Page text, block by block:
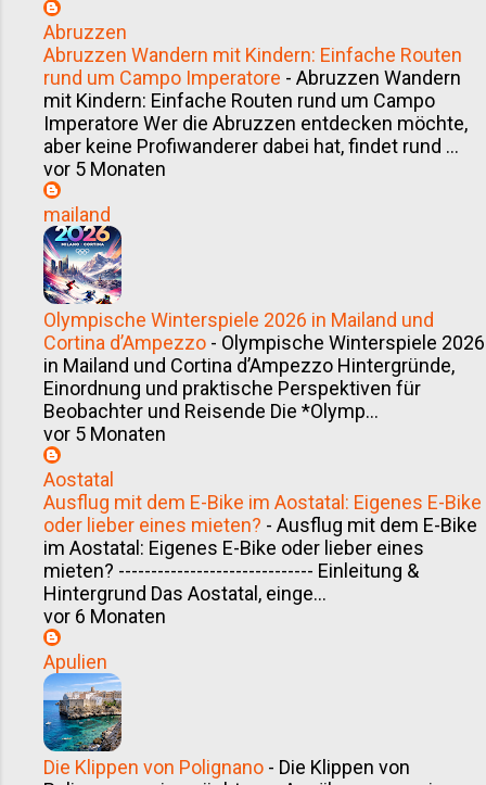
Abruzzen
Abruzzen Wandern mit Kindern: Einfache Routen
rund um Campo Imperatore - Abruzzen Wandern
mit Kindern: Einfache Routen rund um Campo
Imperatore Wer die Abruzzen entdecken möchte,
aber keine Profiwanderer dabei hat, findet rund ...
vor 5 Monaten
mailand
Olympische Winterspiele 2026 in Mailand und
Cortina d’Ampezzo - Olympische Winterspiele 2026
in Mailand und Cortina d’Ampezzo Hintergründe,
Einordnung und praktische Perspektiven für
Beobachter und Reisende Die *Olymp...
vor 5 Monaten
Aostatal
Ausflug mit dem E-Bike im Aostatal: Eigenes E-Bike
oder lieber eines mieten? - Ausflug mit dem E-Bike
im Aostatal: Eigenes E-Bike oder lieber eines
mieten? ------------------------------ Einleitung &
Hintergrund Das Aostatal, einge...
vor 6 Monaten
Apulien
Die Klippen von Polignano - Die Klippen von